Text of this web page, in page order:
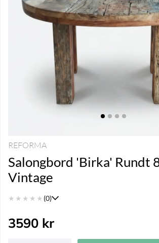
REFORMA
Salongbord 'Birka' Rundt
Vintage
★ ★ ★ ★ ★ (0)
3590 kr